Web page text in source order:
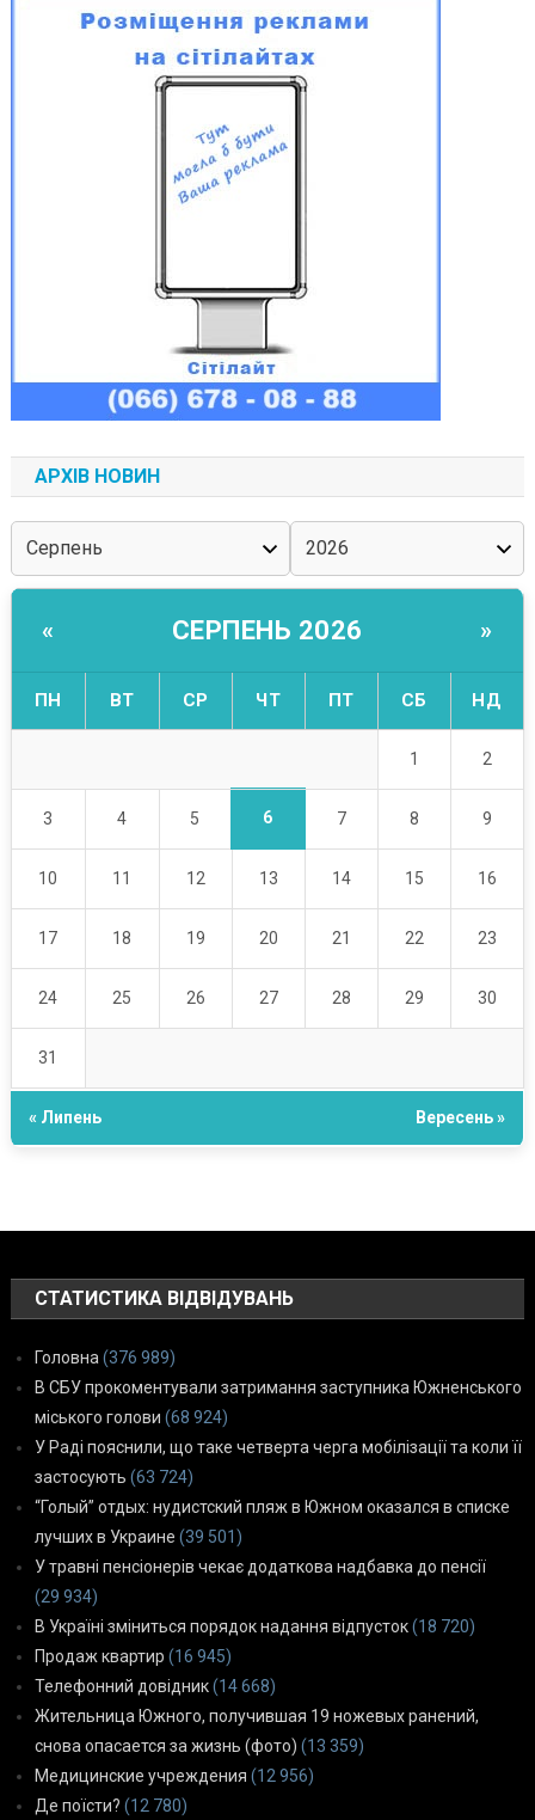
АРХІВ НОВИН
« СЕРПЕНЬ 2026 »
ПН ВТ СР ЧТ ПТ СБ НД
1 2
3 4 5 6 7 8 9
10 11 12 13 14 15 16
17 18 19 20 21 22 23
24 25 26 27 28 29 30
31
« Липень Вересень »
СТАТИСТИКА ВІДВІДУВАНЬ
Головна (376 989)
В СБУ прокоментували затримання заступника Южненського
міського голови (68 924)
У Раді пояснили, що таке четверта черга мобілізації та коли її
застосують (63 724)
“Голый” отдых: нудистский пляж в Южном оказался в списке
лучших в Украине (39 501)
У травні пенсіонерів чекає додаткова надбавка до пенсії
(29 934)
В Україні зміниться порядок надання відпусток(18 720)
Продаж квартир (16 945)
Телефонний довідник(14 668)
Жительница Южного, получившая 19 ножевых ранений,
снова опасается за жизнь (фото) (13 359)
Медицинские учреждения (12 956)
Де поїсти? (12 780)